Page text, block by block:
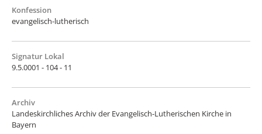
Konfession
evangelisch-lutherisch
Signatur Lokal
9.5.0001 - 104 - 11
Archiv
Landeskirchliches Archiv der Evangelisch-Lutherischen Kirche in
Bayern